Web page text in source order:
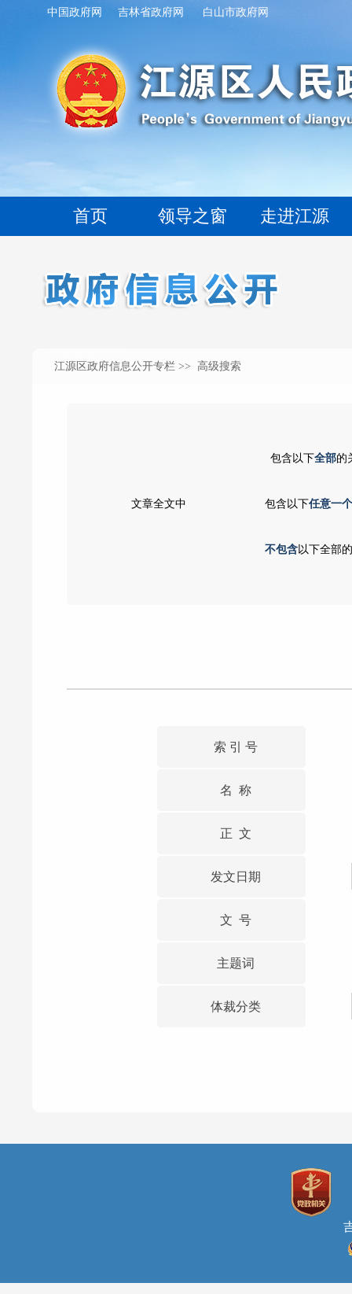
江源区政府信息公开专栏 >> 高级搜索
文章全文中
包含以下全部的
包含以下任意一个
不包含以下全部
索 引 号
名 称
正 文
发文日期
文 号
主题词
体裁分类